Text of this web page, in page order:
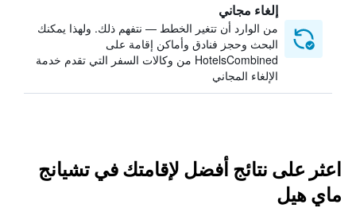
إلغاء مجاني
من الوارد أن تتغير الخطط — نتفهم ذلك. ولهذا يمكنك
البحث وحجز فنادق وأماكن إقامة على
HotelsCombined من وكالات السفر التي تقدم خدمة
الإلغاء المجاني
اعثر على نتائج أفضل لإقامتك في تشيانج
ماي هيل